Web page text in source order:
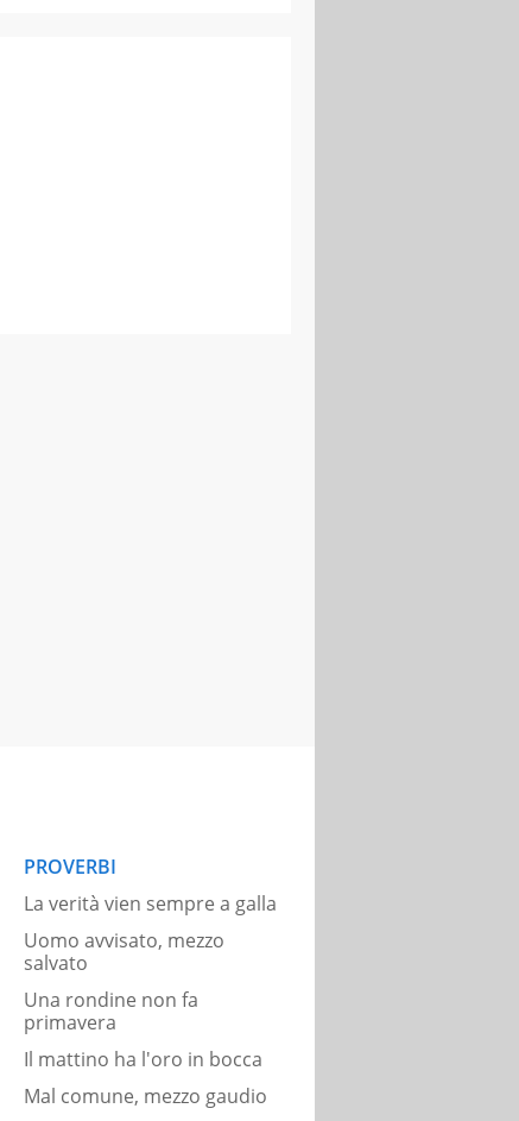
PROVERBI
La verità vien sempre a galla
Uomo avvisato, mezzo
salvato
Una rondine non fa
primavera
Il mattino ha l'oro in bocca
Mal comune, mezzo gaudio